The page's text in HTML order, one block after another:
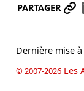
PARTAGER
Dernière mise
© 2007-2026Les